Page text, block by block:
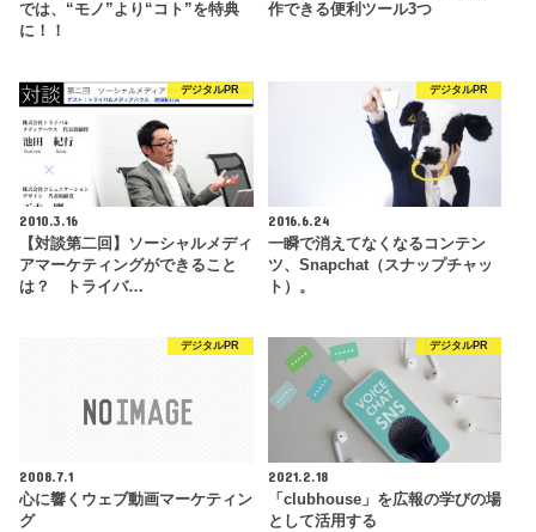
では、“モノ”より“コト”を特典
に！！
作できる便利ツール3つ
デジタルPR
2010.3.16
【対談第二回】ソーシャルメディ
アマーケティングができること
は？ トライバ…
デジタルPR
2016.6.24
一瞬で消えてなくなるコンテン
ツ、Snapchat（スナップチャッ
ト）。
デジタルPR
2008.7.1
心に響くウェブ動画マーケティン
グ
デジタルPR
2021.2.18
「clubhouse」を広報の学びの場
として活用する